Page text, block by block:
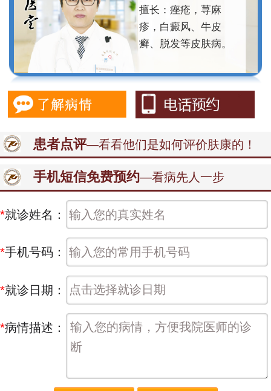
擅长：痤疮，荨麻
疹，白癜风、牛皮
癣、脱发等皮肤病。
患者点评—看看他们是如何评价肤康的！
手机短信免费预约—看病先人一步
*就诊姓名：
*手机号码：
*就诊日期：
*病情描述：